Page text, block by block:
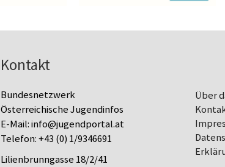
Kontakt
Bundesnetzwerk
Österreichische Jugendinfos
E-Mail:info@jugendportal.at
Telefon:+43 (0) 1/9346691
Lilienbrunngasse 18/2/41
Über